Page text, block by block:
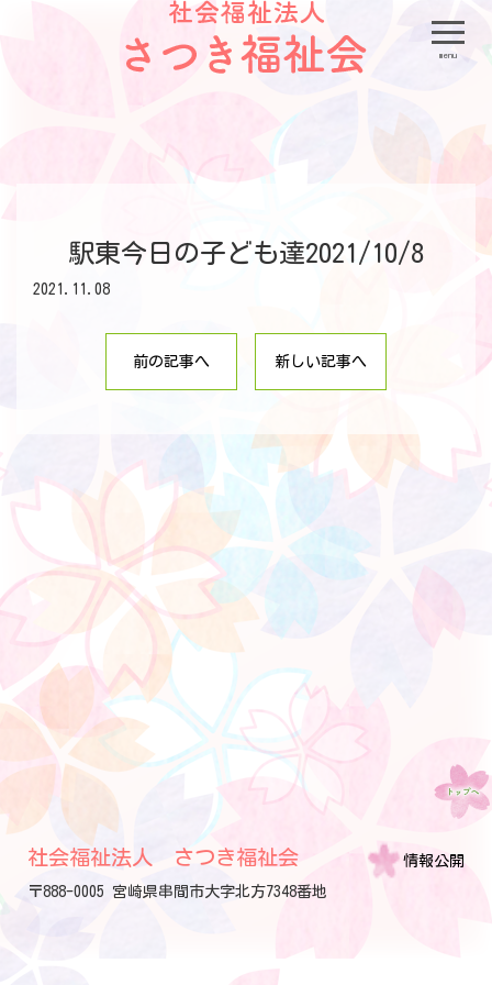
menu
駅東今日の子ども達2021/10/8
2021.11.08
前の記事へ 新しい記事へ
社会福祉法人 さつき福祉会
〒888-0005 宮崎県串間市大字北方7348番地
情報公開